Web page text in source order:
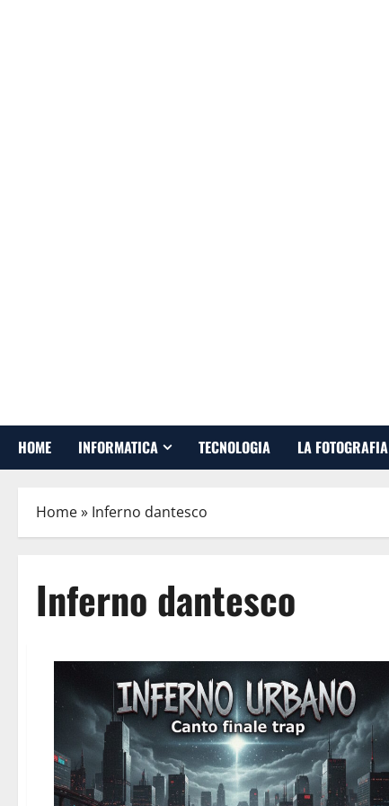
HOME INFORMATICA TECNOLOGIA LA FOTOGRAFIA
Home» Inferno dantesco
Inferno dantesco